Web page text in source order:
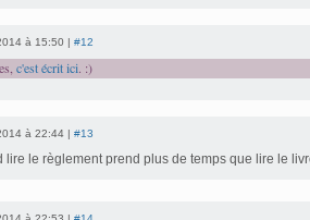
à 15:50 | #12
c'est écrit ici. :)
à 22:44 | #13
lire le règlement prend plus de temps que lire le